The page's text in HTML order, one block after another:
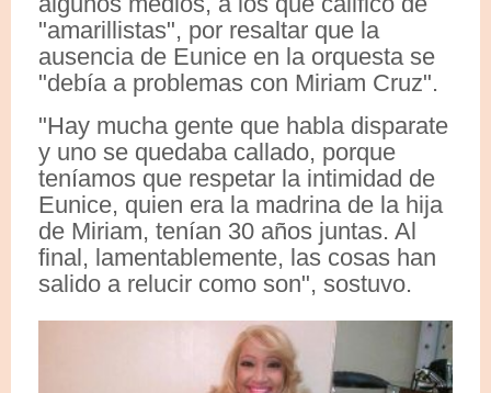
"amarillistas", por resaltar que la
ausencia de Eunice en la orquesta se
"debía a problemas con Miriam Cruz".
"Hay mucha gente que habla disparate
y uno se quedaba callado, porque
teníamos que respetar la intimidad de
Eunice, quien era la madrina de la hija
de Miriam, tenían 30 años juntas. Al
final, lamentablemente, las cosas han
salido a relucir como son", sostuvo.